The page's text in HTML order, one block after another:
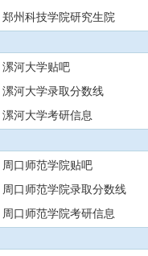
郑州科技学院研究生院
漯河大学贴吧
漯河大学录取分数线
漯河大学考研信息
周口师范学院贴吧
周口师范学院录取分数线
周口师范学院考研信息